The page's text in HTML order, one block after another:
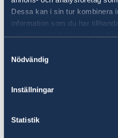
Dessa kan i sin tur kombinera
information som du har
samlat in när du har använt
Nödvändig
Inställningar
Statistik
Se tiver alguma queixa
atividades da
apresentar uma queixa/